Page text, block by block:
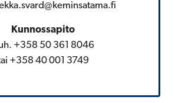
Kunnossapito
+358 50 361 8046
+358 40 001 3749